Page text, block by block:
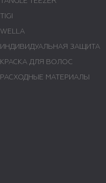
TIGI
WELLA
ИНДИВИДУАЛЬНАЯ ЗАЩИТА
КРАСКА ДЛЯ ВОЛОС
РАСХОДНЫЕ МАТЕРИАЛЫ